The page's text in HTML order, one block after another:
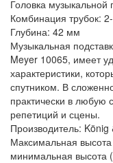
Головка музыкальной
Комбинация трубок:
Глубина: 42 мм
Музыкальная
Meyer 10065, имеет
характеристики,
спутником. В
практически в любую
репетиций и сцены.
Производитель: König
Максимальная
минимальная высота